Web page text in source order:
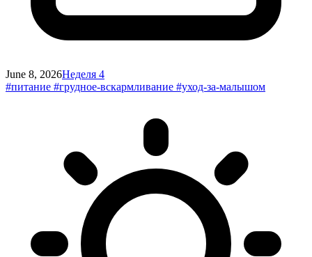
June 8, 2026Неделя 4
#питание #грудное-вскармливание #уход-за-малышом